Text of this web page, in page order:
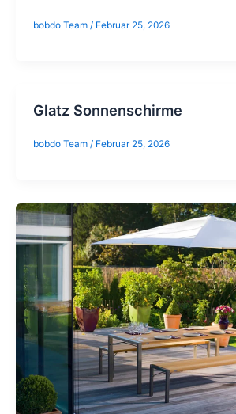
bobdo Team / Februar 25, 2026
Glatz Sonnenschirme
bobdo Team / Februar 25, 2026